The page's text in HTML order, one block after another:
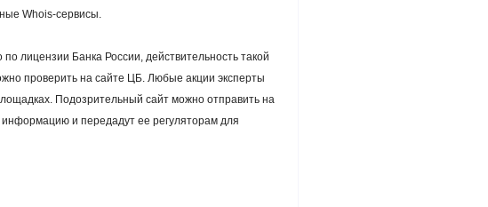
Whois-сервисы.
лицензии Банка России, действительность такой
проверить на сайте ЦБ. Любые акции эксперты
Подозрительный сайт можно отправить на
и передадут ее регуляторам для